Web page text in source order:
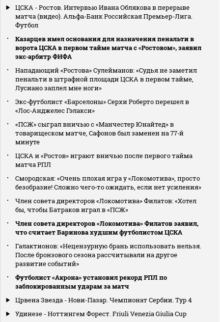
ЦСКА - Ростов. Интервью Ивана Облякова в перерыве
матча (видео). Альфа-Банк Российская Премьер-Лига.
Футбол
Казарцев имел основания для назначения пенальти в
ворота ЦСКА в первом тайме матча с «Ростовом», заявил
экс‑арбитр ФИФА
Нападающий «Ростова» Сулейманов: «Судья не заметил
пенальти в штрафной площади ЦСКА в первом тайме,
Лусиано заплел мне ноги»
Экс‑футболист «Барселоны» Серхи Роберто перешел в
«Лос‑Анджелес Гэлакси»
«ПСЖ» сыграл вничью с «Манчестер Юнайтед» в
товарищеском матче, Сафонов был заменен на 77‑й
минуте
ЦСКА и «Ростов» играют вничью после первого тайма
матча РПЛ
Смородская: «Очень плохая игра у «Локомотива», просто
безобразие! Сложно чего‑то ожидать, если нет усиления»
Член совета директоров «Локомотива» Филатов: «Хотел
бы, чтобы Батраков играл в «ПСЖ»
Член совета директоров «Локомотива» Филатов заявил,
что считает Баринова худшим футболистом ЦСКА
Галактионов: «Нецензурную брань использовать нельзя.
После бронзового сезона рассчитывали на другое
развитие событий»
Футболист «Акрона» установил рекорд РПЛ по
заблокированным ударам за матч
Црвена Звезда - Нови-Пазар. Чемпионат Сербии. Тур 4
Удинезе - Ноттингем Форест. Friuli Venezia Giulia Cup